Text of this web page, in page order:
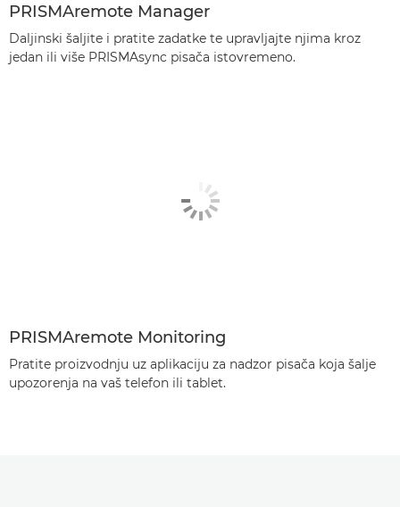
PRISMAremote Manager
Daljinski šaljite i pratite zadatke te upravljajte njima kroz
jedan ili više PRISMAsync pisača istovremeno.
PRISMAremote Monitoring
Pratite proizvodnju uz aplikaciju za nadzor pisača koja šalje
upozorenja na vaš telefon ili tablet.